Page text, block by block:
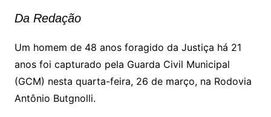
Da Redação
Um homem de 48 anos foragido da Justiça há 21
anos foi capturado pela Guarda Civil Municipal
(GCM) nesta quarta-feira, 26 de março, na Rodovia
Antônio Butgnolli.